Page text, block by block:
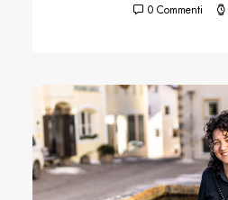
0 Commenti